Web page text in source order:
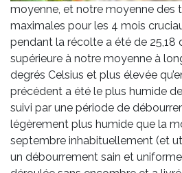
moyenne, et notre moyenne des
maximales pour les 4 mois
pendant la récolte a été de 25,18
supérieure à notre moyenne à
degrés Celsius et plus élevée
précédent a été le plus humide
suivi par une période de
légèrement plus humide que la
septembre inhabituellement (et
un débourrement sain et